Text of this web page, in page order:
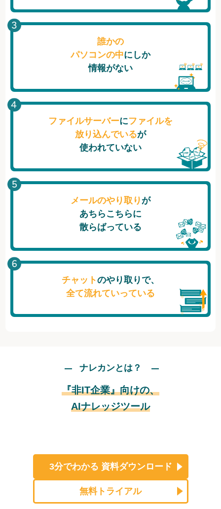
誰かの
パソコンの中にしか
情報がない
ファイルサーバーにファイルを
放り込んでいるが
使われていない
メールのやり取り が
あちらこちらに
散らばっている
チャットのやり取りで、
全て流れていっている
ナレカンとは？
『非IT企業』向けの、
AIナレッジツール
3分でわかる 資料ダウンロード
無料トライアル